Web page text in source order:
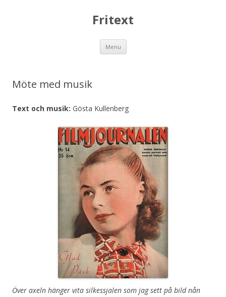
Fritext
Menu Skip
content
Möte med musik
Text och musik: Gösta Kullenberg
Över axeln hänger vita silkessjalen som jag sett på bildnån